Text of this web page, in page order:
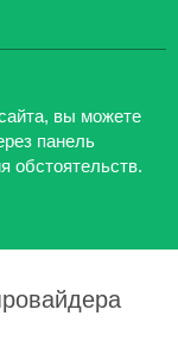
вы можете
панель
обстоятельств.